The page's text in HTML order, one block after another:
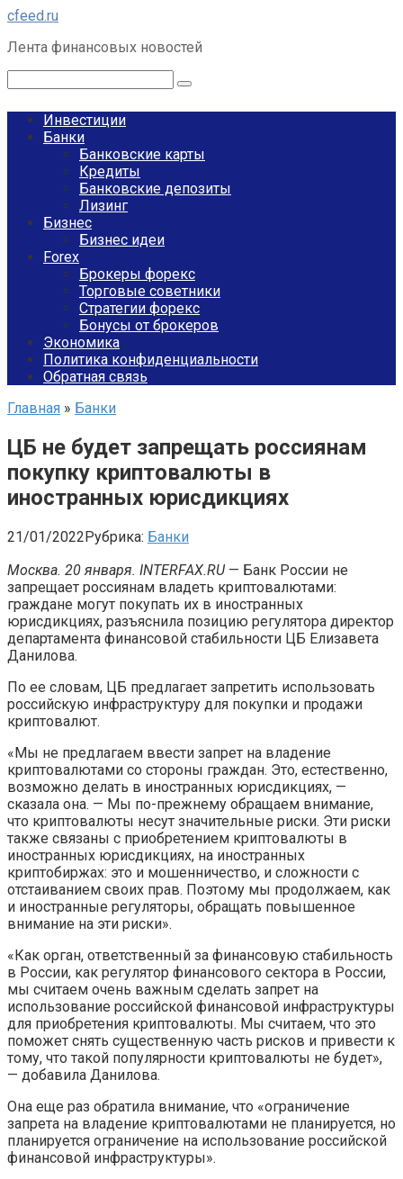
Перейти
контенту
cfeed.ru
Лента финансовых новостей
Инвестиции
Банки
Банковские карты
Кредиты
Банковские депозиты
Лизинг
Бизнес
Бизнес идеи
Forex
Брокеры форекс
Торговые советники
Стратегии форекс
Бонусы от брокеров
Экономика
Политика конфиденциальности
Обратная связь
Главная » Банки
ЦБ не будет запрещать россиянам
покупку криптовалюты в
иностранных юрисдикциях
21/01/2022Рубрика: Банки
Москва. 20 января. INTERFAX.RU— Банк России не
запрещает россиянам владеть криптовалютами:
граждане могут покупать их в иностранных
юрисдикциях, разъяснила позицию регулятора директор
департамента финансовой стабильности ЦБ Елизавета
Данилова.
По ее словам, ЦБ предлагает запретить использовать
российскую инфраструктуру для покупки и продажи
криптовалют.
«Мы не предлагаем ввести запрет на владение
криптовалютами со стороны граждан. Это, естественно,
возможно делать в иностранных юрисдикциях, —
сказала она. — Мы по-прежнему обращаем внимание,
что криптовалюты несут значительные риски. Эти риски
также связаны с приобретением криптовалюты в
иностранных юрисдикциях, на иностранных
криптобиржах: это и мошенничество, и сложности с
отстаиванием своих прав. Поэтому мы продолжаем, как
и иностранные регуляторы, обращать повышенное
внимание на эти риски».
«Как орган, ответственный за финансовую стабильность
в России, как регулятор финансового сектора в России,
мы считаем очень важным сделать запрет на
использование российской финансовой инфраструктуры
для приобретения криптовалюты. Мы считаем, что это
поможет снять существенную часть рисков и привести к
тому, что такой популярности криптовалюты не будет»,
— добавила Данилова.
Она еще раз обратила внимание, что «ограничение
запрета на владение криптовалютами не планируется, но
планируется ограничение на использование российской
финансовой инфраструктуры».